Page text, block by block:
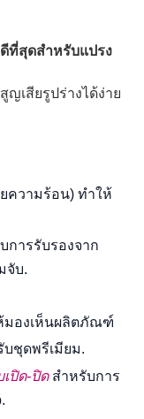
ที่สุดสำหรับแปรง
เสียรูปร่างได้ง่าย
ความร้อน) ทำให้
การรับรองจาก
จับ.
มองเห็นผลิตภัณฑ์
ชุดพรีเมียม.
เปิด-ปิดสำหรับการ